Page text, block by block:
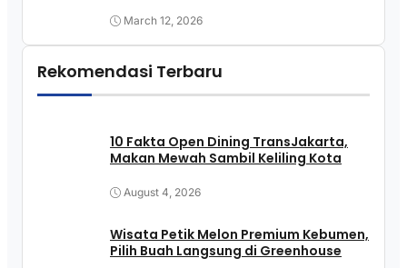
March 12, 2026
Rekomendasi Terbaru
10 Fakta Open Dining TransJakarta,
Makan Mewah Sambil Keliling Kota
August 4, 2026
Wisata Petik Melon Premium Kebumen,
Pilih Buah Langsung di Greenhouse